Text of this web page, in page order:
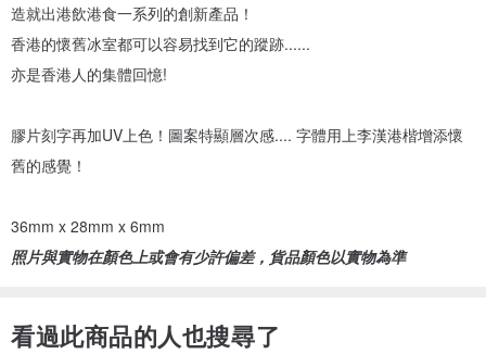
造就出港飲港食一系列的創新產品！
香港的懷舊冰室都可以容易找到它的蹤跡......
亦是香港人的集體回憶!
膠片刻字再加UV上色！圖案特顯層次感.... 字體用上李漢港楷增添懷
舊的感覺！
36mm x 28mm x 6mm
照片與實物在顏色上或會有少許偏差，貨品顏色以實物為準
看過此商品的人也搜尋了